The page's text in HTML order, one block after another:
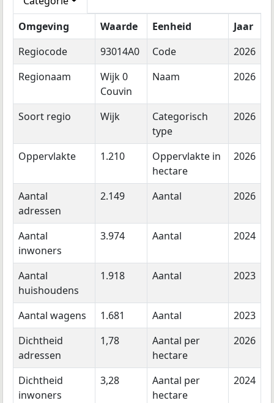
Omgeving
Waarde Eenheid
Jaar
Regiocode
93014A0 Code
2026
Regionaam
Wijk 0
Couvin
Naam 2026
Soort regio Wijk
Categorisch
type
2026
Oppervlakte 1.210
Oppervlakte in
hectare
2026
Aantal
adressen
2.149 Aantal 2026
Aantal
inwoners
3.974 Aantal 2024
Aantal
huishoudens
1.918 Aantal 2023
Aantal wagens 1.681 Aantal
2023
Dichtheid
adressen
1,78
Aantal per
hectare
2026
Dichtheid
inwoners
3,28
Aantal per
hectare
2024